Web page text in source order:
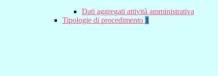
Dati aggregati attività amministrativa
Tipologie di procedimento 1